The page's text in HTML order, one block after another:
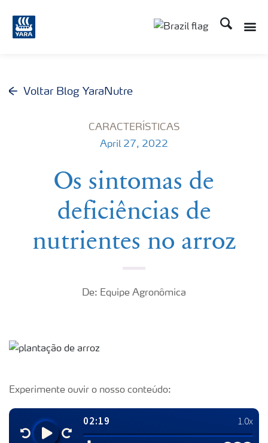
Busca
Voltar Blog YaraNutre
CARACTERÍSTICAS
April 27, 2022
Os sintomas de
deficiências de
nutrientes no arroz
De: Equipe Agronômica
Experimente ouvir o nosso conteúdo: